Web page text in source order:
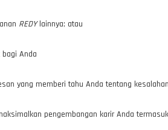
REDYlainnya; atau
Anda
yang memberi tahu Anda tentang
pengembangan karir Anda